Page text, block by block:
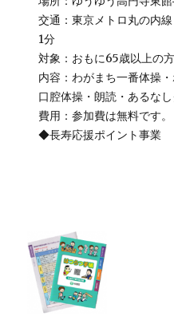
交通：東京メトロ丸の内
1分
対象：おもに65歳以上の
内容：わがまち一番体操
口腔体操・朗読・あるな
費用：参加費は無料です。
◆長寿応援ポイント事業